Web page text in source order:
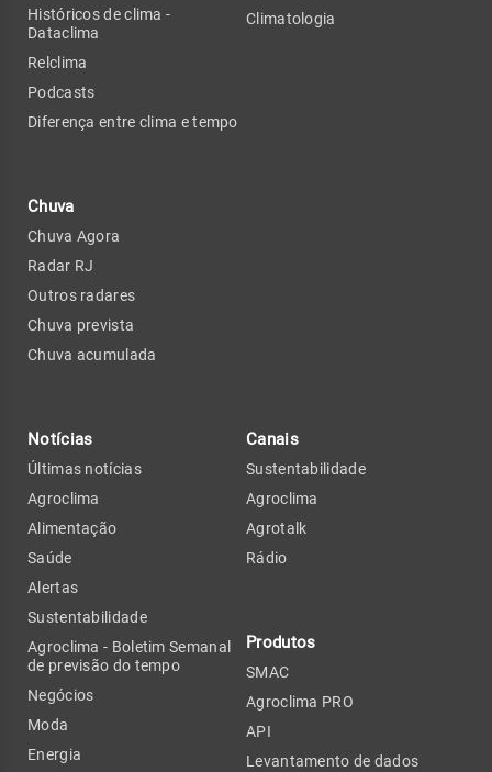
Históricos de clima -
Dataclima
Relclima
Podcasts
Diferença entre clima e tempo
Chuva
Chuva Agora
Radar RJ
Outros radares
Chuva prevista
Chuva acumulada
Climatologia
Notícias
Últimas notícias
Agroclima
Alimentação
Saúde
Alertas
Sustentabilidade
Agroclima - Boletim Semanal
de previsão do tempo
Negócios
Moda
Energia
Canais
Sustentabilidade
Agroclima
Agrotalk
Rádio
Produtos
SMAC
Agroclima PRO
API
Levantamento de dados